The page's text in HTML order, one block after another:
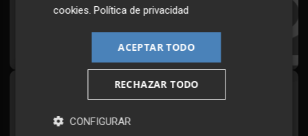
Todos los días a primera hora en tu email
Síguenos en redes
Plaza Podcast, desde cualquier medio
cookies.Política de privacidad
ACEPTAR TODO
RECHAZAR TODO
CONFIGURAR